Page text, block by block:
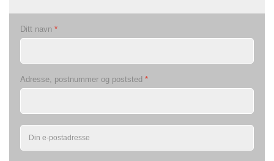
Ditt navn *
Adresse, postnummer og poststed *